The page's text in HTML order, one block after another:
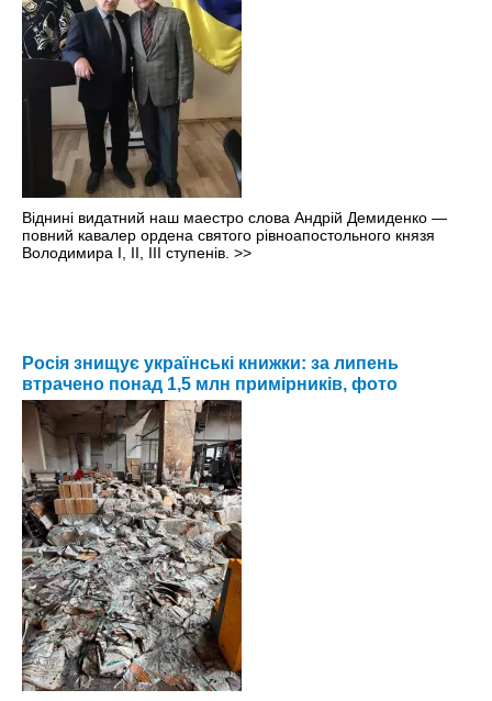
Віднині видатний наш маестро слова Андрій Демиденко —
повний кавалер ордена святого рівноапостольного князя
Володимира І, ІІ, ІІІ ступенів. >>
Росія знищує українські книжки: за липень
втрачено понад 1,5 млн примірників, фото